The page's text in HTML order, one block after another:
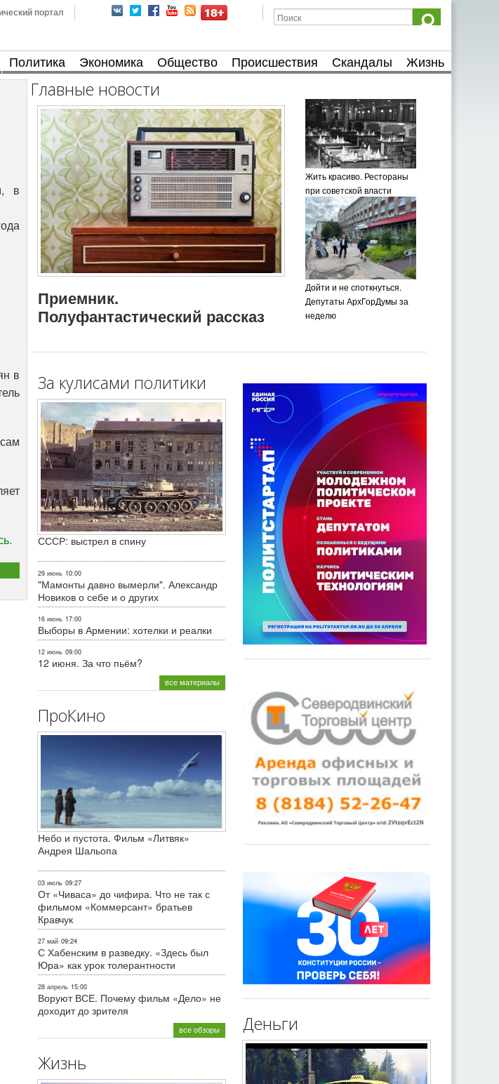
портал
Политика Экономика Общество Происшествия Скандалы Жизнь
в
в
Главные новости
Приемник.
Полуфантастический рассказ
Жить красиво. Рестораны
при советской власти
Дойти и не споткнуться.
Депутаты АрхГорДумы за
неделю
За кулисами политики
СССР: выстрел в спину
29 июнь 10:00
"Мамонты давно вымерли". Александр
Новиков о себе и о других
16 июнь 17:00
Выборы в Армении: хотелки и реалки
12 июнь 09:00
12 июня. За что пьём?
все материалы
ПроКино
Небо и пустота. Фильм «Литвяк»
Андрея Шальопа
03 июль 09:27
От «Чиваса» до чифира. Что не так с
фильмом «Коммерсант» братьев
Кравчук
27 май 09:24
С Хабенским в разведку. «Здесь был
Юра» как урок толерантности
28 апрель 15:00
Воруют ВСЕ. Почему фильм «Дело» не
доходит до зрителя
все обзоры
Жизнь
Деньги